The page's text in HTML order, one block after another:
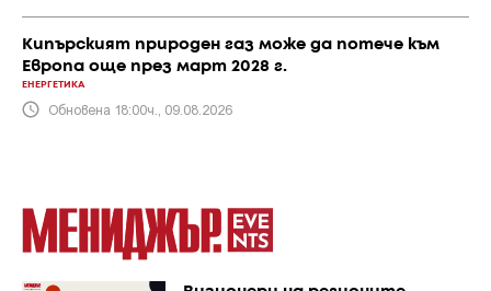
Кипърският природен газ може да потече към
Европа още през март 2028 г.
ЕНЕРГЕТИКА
Обновена 18:00ч., 09.08.2026